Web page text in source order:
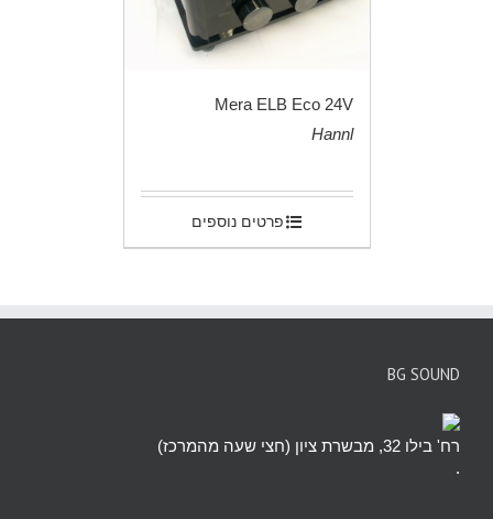
Mera ELB Eco 24V
Hannl
פרטים נוספים
BG SOUND
רח' בילו 32, מבשרת ציון (חצי שעה מהמרכז)
.